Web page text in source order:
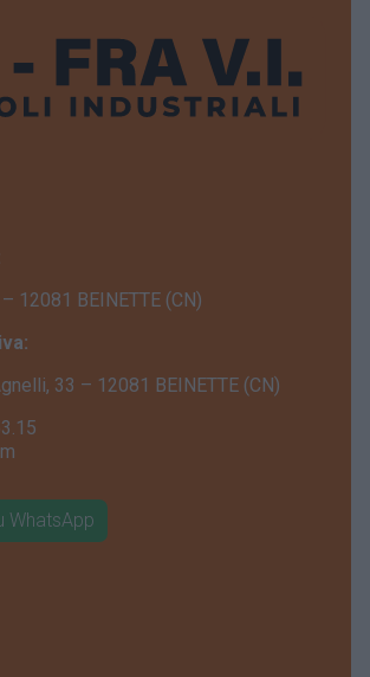
12081 BEINETTE (CN)
33 – 12081 BEINETTE (CN)
WhatsApp